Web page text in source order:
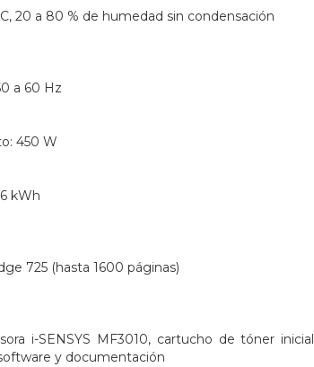
20 a 80 % de humedad sin condensación
a 60 Hz
450 W
kWh
725 (hasta 1600 páginas)
i-SENSYS MF3010, cartucho de tóner
y documentación